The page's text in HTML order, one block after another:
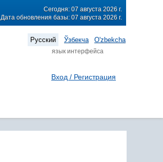
Сегодня: 07 августа 2026 г.
Дата обновления базы: 07 августа 2026 г.
Русский Ўзбекча O'zbekcha
язык интерфейса
Вход / Регистрация